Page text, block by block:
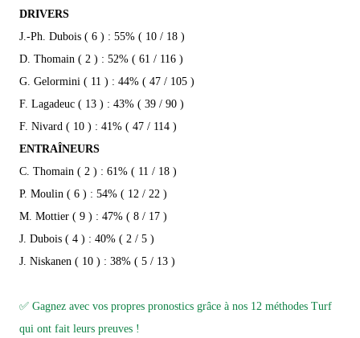
DRIVERS
J.-Ph. Dubois ( 6 ) : 55% ( 10 / 18 )
D. Thomain ( 2 ) : 52% ( 61 / 116 )
G. Gelormini ( 11 ) : 44% ( 47 / 105 )
F. Lagadeuc ( 13 ) : 43% ( 39 / 90 )
F. Nivard ( 10 ) : 41% ( 47 / 114 )
ENTRAÎNEURS
C. Thomain ( 2 ) : 61% ( 11 / 18 )
P. Moulin ( 6 ) : 54% ( 12 / 22 )
M. Mottier ( 9 ) : 47% ( 8 / 17 )
J. Dubois ( 4 ) : 40% ( 2 / 5 )
J. Niskanen ( 10 ) : 38% ( 5 / 13 )
✅ Gagnez avec vos propres pronostics grâce à nos 12 méthodes Turf
qui ont fait leurs preuves !